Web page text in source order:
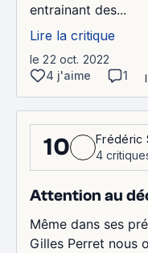
entrainant des...
Lire la critique
le 22 oct. 2022
4 j'aime
1
10
Frédéric
4
Attention au
Même dans ses
Gilles Perret nous